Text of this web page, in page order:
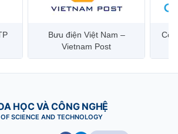
Bưu điện Việt Nam –
Vietnam Post
HỌC VÀ CÔNG NGHỆ
SCIENCE AND TECHNOLOGY